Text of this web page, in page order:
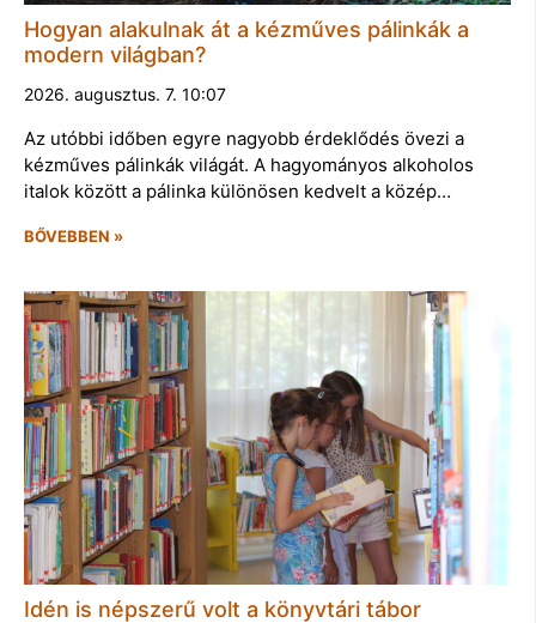
Hogyan alakulnak át a kézműves pálinkák a
modern világban?
2026. augusztus. 7. 10:07
Az utóbbi időben egyre nagyobb érdeklődés övezi a
kézműves pálinkák világát. A hagyományos alkoholos
italok között a pálinka különösen kedvelt a közép…
BŐVEBBEN »
Idén is népszerű volt a könyvtári tábor